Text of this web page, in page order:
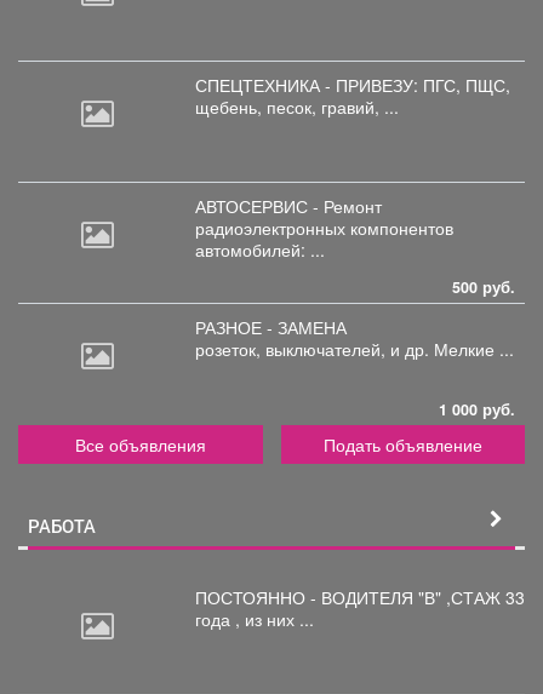
СПЕЦТЕХНИКА - ПРИВЕЗУ: ПГС, ПЩС,
щебень, песок, гравий, ...
АВТОСЕРВИС - Ремонт
радиоэлектронных компонентов
автомобилей: ...
500 руб.
РАЗНОЕ - ЗАМЕНА
розеток, выключателей, и др. Мелкие ...
1 000 руб.
Все объявления Подать объявление
РАБОТА
ПОСТОЯННО - ВОДИТЕЛЯ "В" ,СТАЖ 33
года , из них ...